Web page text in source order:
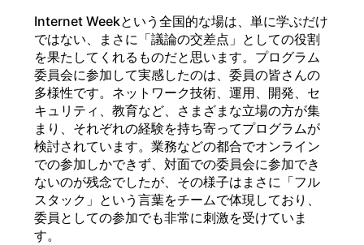
Internet Weekという全国的な場は、単に学ぶだけ
ではない、まさに「議論の交差点」としての役割
を果たしてくれるものだと思います。プログラム
委員会に参加して実感したのは、委員の皆さんの
多様性です。ネットワーク技術、運用、開発、セ
キュリティ、教育など、さまざまな立場の方が集
まり、それぞれの経験を持ち寄ってプログラムが
検討されています。業務などの都合でオンライン
での参加しかできず、対面での委員会に参加でき
ないのが残念でしたが、その様子はまさに「フル
スタック」という言葉をチームで体現しており、
委員としての参加でも非常に刺激を受けていま
す。